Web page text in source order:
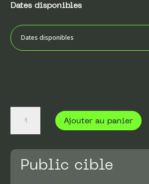
Dates disponibles
quantité
de
Nouveautés
NIBT
2025
Ajouter au panier
Public cible